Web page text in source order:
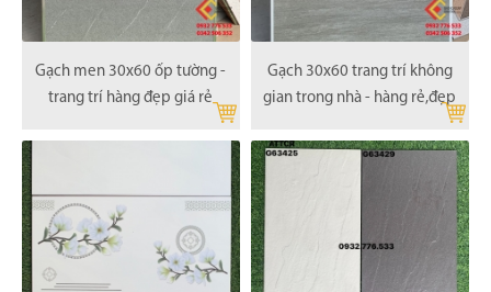
Gạch men 30x60 ốp tường -
trang trí hàng đẹp giá rẻ
Gạch 30x60 trang trí không
gian trong nhà - hàng rẻ,đẹp